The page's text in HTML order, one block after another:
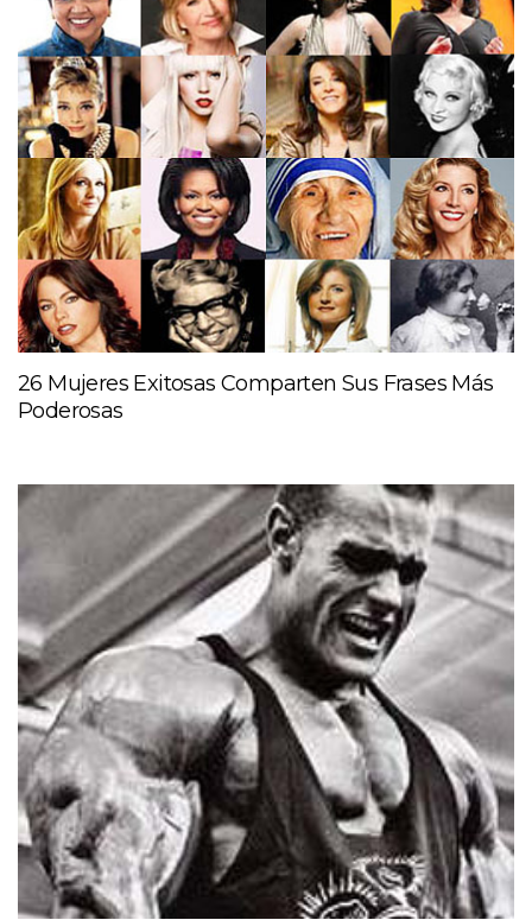
26 Mujeres Exitosas Comparten Sus Frases Más
Poderosas